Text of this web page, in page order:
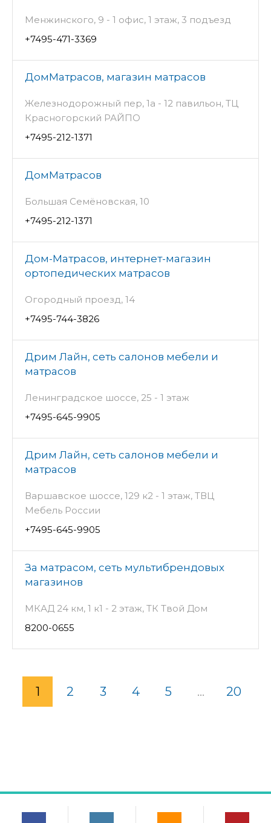
Менжинского, 9 - 1 офис, 1 этаж, 3 подъезд
+7495-471-3369
ДомМатрасов, магазин матрасов
Железнодорожный пер, 1а - 12 павильон, ТЦ
Красногорский РАЙПО
+7495-212-1371
ДомМатрасов
Большая Семёновская, 10
+7495-212-1371
Дом-Матрасов, интернет-магазин
ортопедических матрасов
Огородный проезд, 14
+7495-744-3826
Дрим Лайн, сеть салонов мебели и
матрасов
Ленинградское шоссе, 25 - 1 этаж
+7495-645-9905
Дрим Лайн, сеть салонов мебели и
матрасов
Варшавское шоссе, 129 к2 - 1 этаж, ТВЦ
Мебель России
+7495-645-9905
За матрасом, сеть мультибрендовых
магазинов
МКАД 24 км, 1 к1 - 2 этаж, ТК Твой Дом
8200-0655
1 2 3 4 5 ... 20